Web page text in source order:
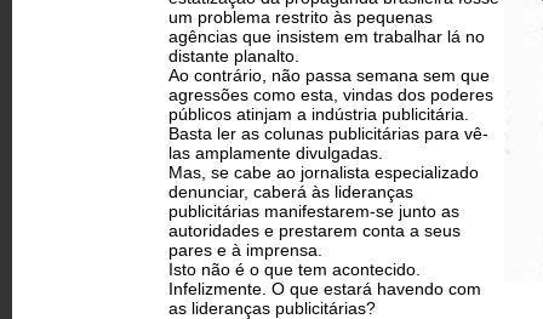
um problema restrito às pequenas
agências que insistem em trabalhar lá no
distante planalto.
Ao contrário, não passa semana sem que
agressões como esta, vindas dos poderes
públicos atinjam a indústria publicitária.
Basta ler as colunas publicitárias para vê-
las amplamente divulgadas.
Mas, se cabe ao jornalista especializado
denunciar, caberá às lideranças
publicitárias manifestarem-se junto as
autoridades e prestarem conta a seus
pares e à imprensa.
Isto não é o que tem acontecido.
Infelizmente. O que estará havendo com
as lideranças publicitárias?